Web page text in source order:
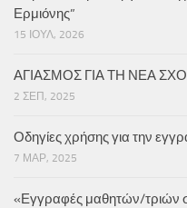
Ερμιόνης”
15 ΙΟΎΛ, 2026
ΑΓΙΑΣΜΟΣ ΓΙΑ ΤΗ ΝΕΑ
2 ΣΕΠ, 2025
Οδηγίες χρήσης για την
7 ΜΑΡ, 2025
«Εγγραφές μαθητών/τριών